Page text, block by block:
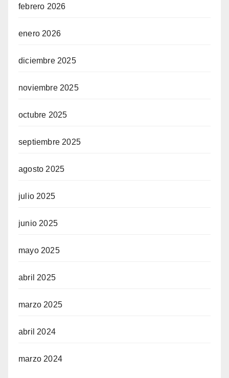
febrero 2026
enero 2026
diciembre 2025
noviembre 2025
octubre 2025
septiembre 2025
agosto 2025
julio 2025
junio 2025
mayo 2025
abril 2025
marzo 2025
abril 2024
marzo 2024